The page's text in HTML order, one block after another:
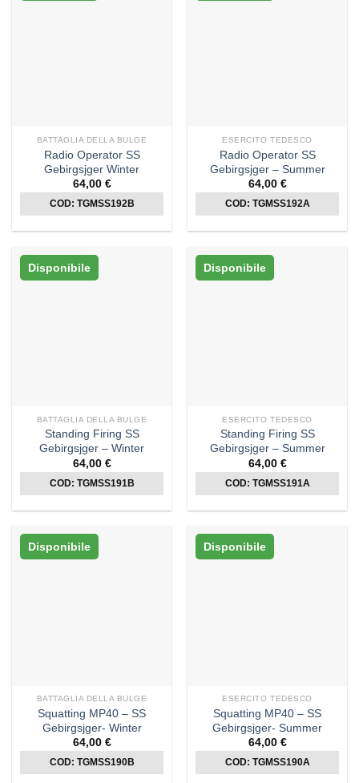
BATTAGLIA DELLA BULGE
Radio Operator SS
Gebirgsjger Winter
64,00 €
COD: TGMSS192B
ESERCITO TEDESCO
Radio Operator SS
Gebirgsjger – Summer
64,00 €
COD: TGMSS192A
Disponibile
BATTAGLIA DELLA BULGE
Standing Firing SS
Gebirgsjger – Winter
64,00 €
COD: TGMSS191B
Disponibile
ESERCITO TEDESCO
Standing Firing SS
Gebirgsjger – Summer
64,00 €
COD: TGMSS191A
Disponibile
BATTAGLIA DELLA BULGE
Squatting MP40 – SS
Gebirgsjger- Winter
64,00 €
COD: TGMSS190B
Disponibile
ESERCITO TEDESCO
Squatting MP40 – SS
Gebirgsjger- Summer
64,00 €
COD: TGMSS190A